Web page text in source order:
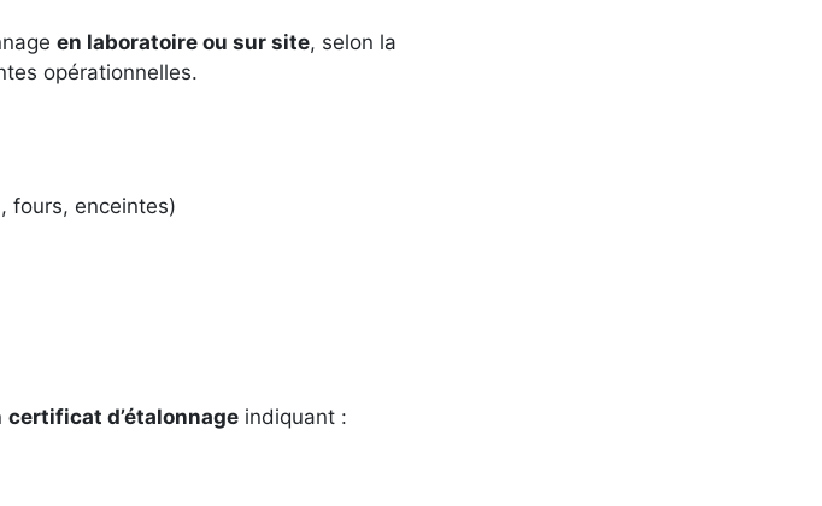
en laboratoire ou sur site, selon la
opérationnelles.
fours, enceintes)
certificat d’étalonnageindiquant :